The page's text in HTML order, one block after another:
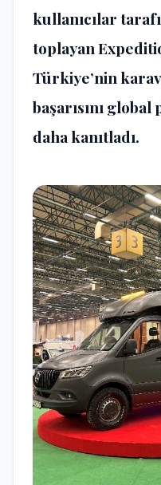
kullanıcılar
toplayan
Türkiye’nin
başarısını
daha kanıtladı.